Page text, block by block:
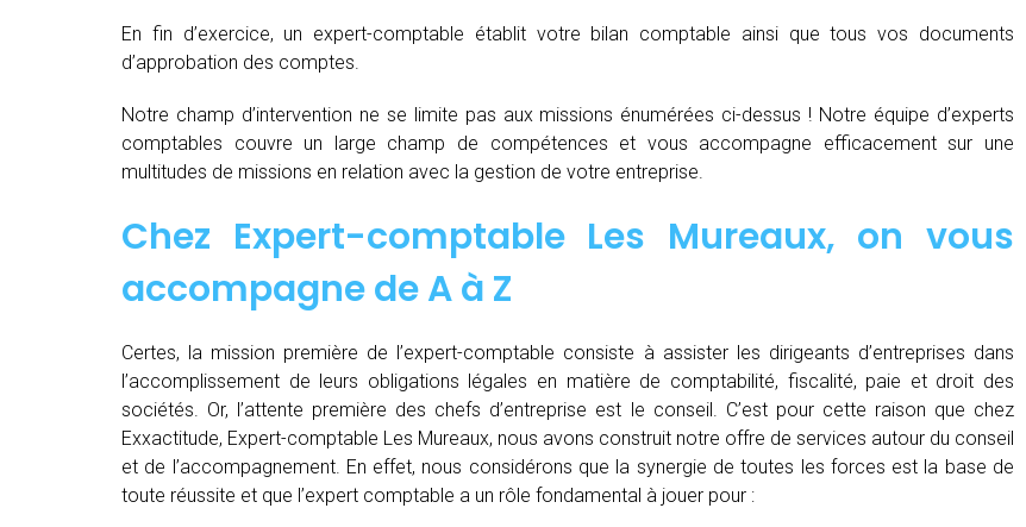
En fin d’exercice, un expert-comptable établit votre bilan comptable ainsi que tous vos documents
d’approbation des comptes.
Notre champ d’intervention ne se limite pas aux missions énumérées ci-dessus ! Notre équipe d’experts
comptables couvre un large champ de compétences et vous accompagne efficacement sur une
multitudes de missions en relation avec la gestion de votre entreprise.
Chez Expert-comptable Les Mureaux, on vous
accompagne deA à Z
Certes, la mission première de l’expert-comptable consiste à assister les dirigeants d’entreprises dans
l’accomplissement de leurs obligations légales en matière de comptabilité, fiscalité, paie et droit des
sociétés. Or, l’attente première des chefs d’entreprise est le conseil. C’est pour cette raison que chez
Exxactitude, Expert-comptable Les Mureaux, nous avons construit notre offre de services autour du conseil
et de l’accompagnement. En effet, nous considérons que la synergie de toutes les forces est la base de
toute réussite et que l’expert comptable a un rôle fondamental à jouer pour :